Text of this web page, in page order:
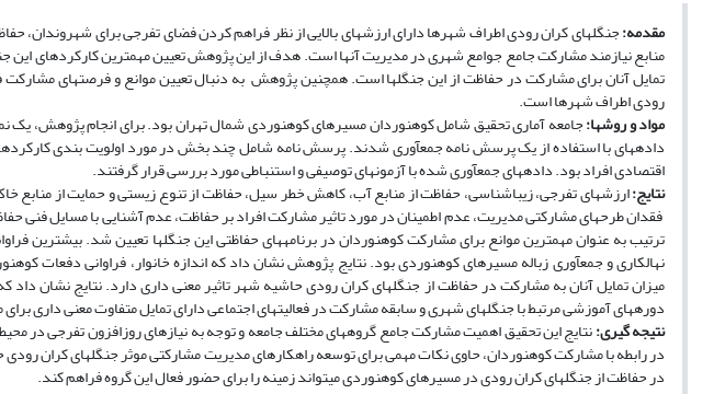
مقدمه:جنگل­های کران رودی اطراف شهرها دارای ارزش­های بالایی از نظر فراهم کردن فضای تفرجی برای شهروندان،
منابع نیازمند مشارکت جامع جوامع شهری در مدیریت آنها است. هدف از این پژوهش تعیین مهمترین کارکردهای این
تمایل آنان برای مشارکت در حفاظت از این جنگل­ها است. همچنین پژوهش به دنبال تعیین موانع و فرصت­های مشارکت
رودی اطراف شهرها است.
مواد و روش­ها:
داده­های با استفاده از یک پرسش نامه جمع­­آوری شدند. پرسش نامه شامل چند بخش در مورد اولویت بندی
اقتصادی افراد بود. داده­های جمع­آوری شده با آزمون­های توصیفی و استنباطی مورد بررسی قرار گرفتند.
نتایج:ارزش­های تفرجی، زیباشناسی، حفاظت از منابع آب، کاهش خطر سیل، حفاظت از تنوع زیستی و حمایت از منابع
فقدان طرح­های مشارکتی مدیریت، عدم اطمینان در مورد تاثیر مشارکت افراد بر حفاظت، عدم آشنایی با مسایل فنی
ترتیب به عنوان مهمترین موانع برای مشارکت کوهنوردان در برنامه­های حفاظتی این جنگل­ها تعیین شد. بیشترین
نهالکاری و جمع­آوری زباله مسیرهای کوهنوردی بود. نتایج پژوهش نشان داد که اندازه خانوار، فراوانی دفعات
میزان تمایل آنان به مشارکت در حفاظت از جنگل­های کران رودی حاشیه شهر تاثیر معنی داری دارد. نتایج نشان
دوره­های آموزشی مرتبط با جنگل­های شهری و سابقه مشارکت در فعالیت­های اجتماعی دارای تمایل متفاوت معنی داری
نتیجه گیری:نتایج این تحقیق اهمیت مشارکت جامع گروه­های مختلف جامعه و توجه به نیازهای روزافزون تفرجی در
در رابطه با مشارکت کوهنوردان، حاوی نکات مهمی برای توسعه راهکارهای مدیریت مشارکتی موثر جنگل­های کران
در حفاظت از جنگل­های کران رودی در مسیرهای کوهنوردی می­تواند زمینه را برای حضور فعال این گروه فراهم کند.